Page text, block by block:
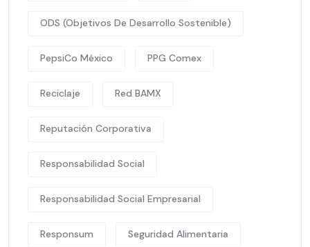
ODS (Objetivos De Desarrollo Sostenible)
PepsiCo México PPG Comex
Reciclaje Red BAMX
Reputación Corporativa
Responsabilidad Social
Responsabilidad Social Empresarial
Responsum Seguridad Alimentaria